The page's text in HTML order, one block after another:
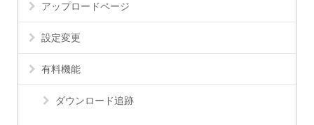
アップロードページ
設定変更
有料機能
ダウンロード追跡